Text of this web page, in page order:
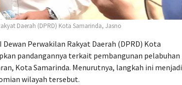
Daerah (DPRD) Kota Samarinda, Jasno
Perwakilan Rakyat Daerah (DPRD) Kota
pandangannya terkait pembangunan pelabuhan
Kota Samarinda. Menurutnya, langkah ini menjadi
wilayah tersebut.